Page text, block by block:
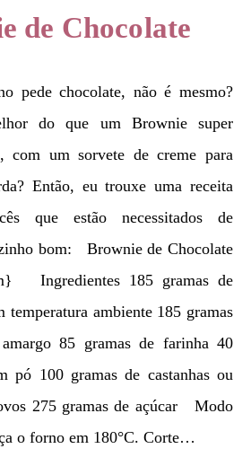
de Chocolate
do que um Brownie super
com um sorvete de creme para
Então, eu trouxe uma receita
que estão necessitados de
bom: Brownie de Chocolate
Ingredientes 185 gramas de
temperatura ambiente 185 gramas
85 gramas de farinha 40
pó 100 gramas de castanhas ou
275 gramas de açúcar Modo
o forno em 180°C. Corte…